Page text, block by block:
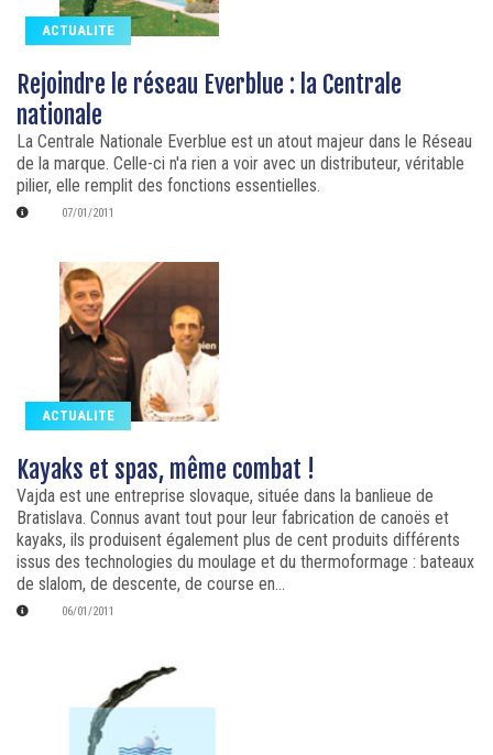
ACTUALITE
Rejoindre le réseau Everblue : la Centrale
nationale
La Centrale Nationale Everblue est un atout majeur dans le Réseau
de la marque. Celle-ci n'a rien a voir avec un distributeur, véritable
pilier, elle remplit des fonctions essentielles.
07/01/2011
ACTUALITE
Kayaks et spas, même combat !
Vajda est une entreprise slovaque, située dans la banlieue de
Bratislava. Connus avant tout pour leur fabrication de canoës et
kayaks, ils produisent également plus de cent produits différents
issus des technologies du moulage et du thermoformage : bateaux
de slalom, de descente, de course en...
06/01/2011